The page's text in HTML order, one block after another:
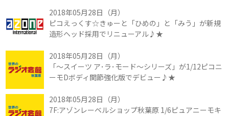
2018年05月28日（月）
ピコえっくす☆きゅーと「ひめの」と「みう」が新規
造形ヘッド採用でリニューアル♪★
2018年05月28日（月）
「～スイーツ ア･ラ･モード～シリーズ」が1/12ピコニ
ーモDボディ関節強化版でデビュー♪★
2018年05月28日（月）
7F:アゾンレーベルショップ秋葉原 1/6ピュアニーモキ